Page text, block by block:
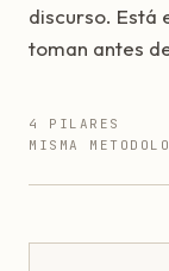
discurso. Está
toman antes
4 PILARES
MISMA